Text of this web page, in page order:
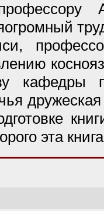
кафедры
эта